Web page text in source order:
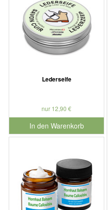
Lederseife
nur 12,90 €
In den Warenkorb
für Produktnummer 901127